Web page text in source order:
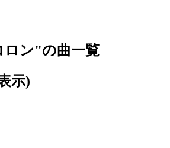
ロン"の曲一覧
示)